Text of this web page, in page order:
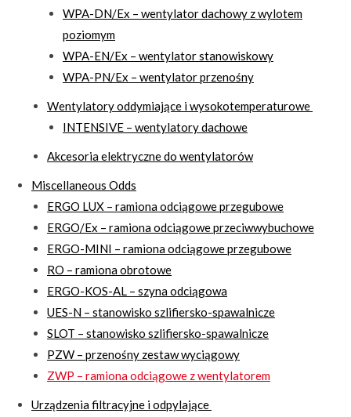
WPA-DN/Ex – wentylator dachowy z wylotem
poziomym
WPA-EN/Ex – wentylator stanowiskowy
WPA-PN/Ex – wentylator przenośny
Wentylatory oddymiające i wysokotemperaturowe
INTENSIVE – wentylatory dachowe
Akcesoria elektryczne do wentylatorów
Miscellaneous Odds
ERGO LUX – ramiona odciągowe przegubowe
ERGO/Ex – ramiona odciągowe przeciwwybuchowe
ERGO-MINI – ramiona odciągowe przegubowe
RO – ramiona obrotowe
ERGO-KOS-AL – szyna odciągowa
UES-N – stanowisko szlifiersko-spawalnicze
SLOT – stanowisko szlifiersko-spawalnicze
PZW – przenośny zestaw wyciągowy
ZWP – ramiona odciągowe z wentylatorem
Urządzenia filtracyjne i odpylające